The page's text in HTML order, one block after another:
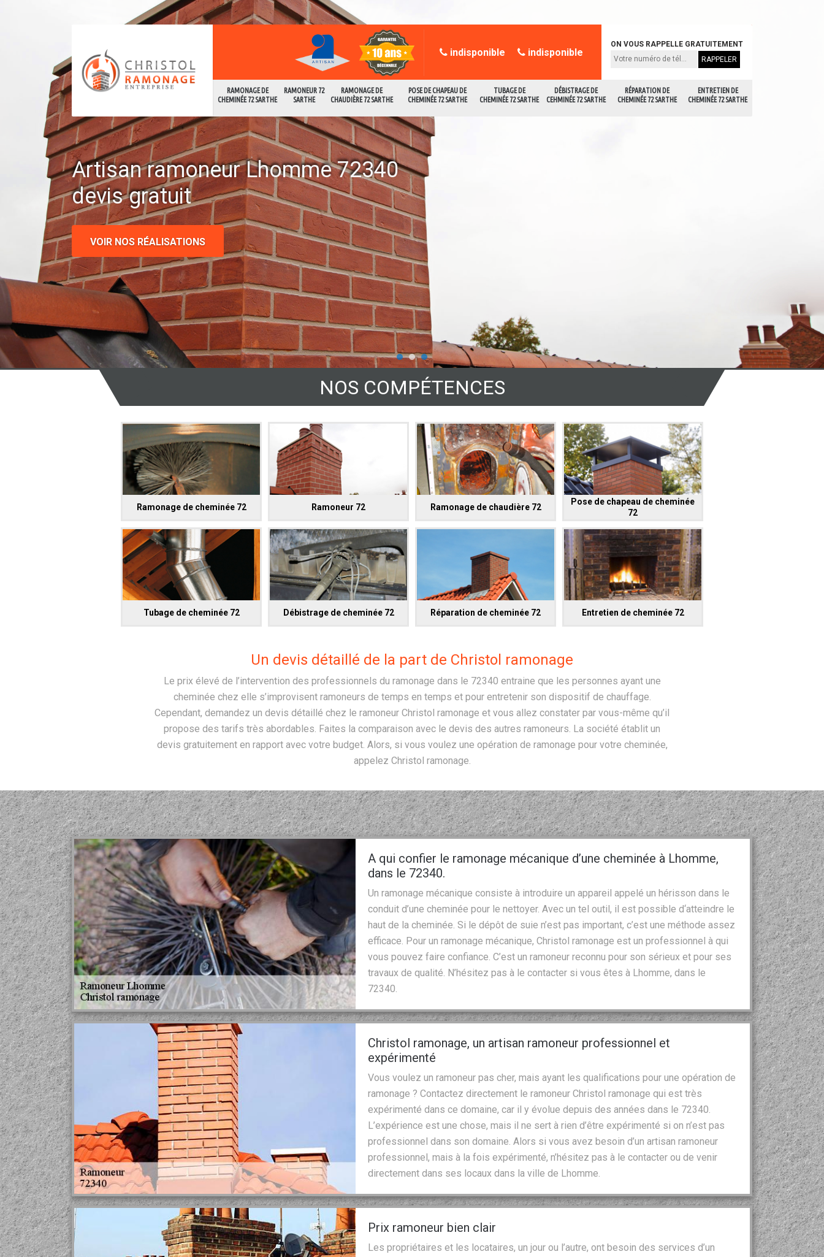
RAMONAGE DE
CHEMINÉE 72 SARTHE
RAMONEUR 72
SARTHE
RAMONAGE DE
CHAUDIÈRE 72 SARTHE
POSE DE CHAPEAU DE
CHEMINÉE 72 SARTHE
TUBAGE DE
CHEMINÉE 72 SARTHE
DÉBISTRAGE DE
CEHMINÉE 72 SARTHE
RÉPARATION DE
CHEMINÉE 72 SARTHE
ENTRETIEN DE
CHEMINÉE 72 SARTHE
indisponible indisponible
ON VOUS RAPPELLE GRATUITEMENT
Artisan ramoneur Lhomme 72340
devis gratuit
VOIR NOS RÉALISATIONS
NOS COMPÉTENCES
Ramonage de cheminée 72 Ramoneur 72 Ramonage de chaudière 72
Pose de chapeau de cheminée
72
Tubage de cheminée 72 Débistrage de cheminée 72 Réparation de cheminée 72 Entretien de cheminée 72
Un devis détaillé de la part de Christol ramonage
Le prix élevé de l’intervention des professionnels du ramonage dans le 72340 entraine que les personnes ayant une
cheminée chez elle s’improvisent ramoneurs de temps en temps et pour entretenir son dispositif de chauffage.
Cependant, demandez un devis détaillé chez le ramoneur Christol ramonage et vous allez constater par vous-même qu’il
propose des tarifs très abordables. Faites la comparaison avec le devis des autres ramoneurs. La société établit un
devis gratuitement en rapport avec votre budget. Alors, si vous voulez une opération de ramonage pour votre cheminée,
appelez Christol ramonage.
A qui confier le ramonage mécanique d’une cheminée à Lhomme,
dans le 72340.
Un ramonage mécanique consiste à introduire un appareil appelé un hérisson dans le
conduit d’une cheminée pour le nettoyer. Avec un tel outil, il est possible d‘atteindre le
haut de la cheminée. Si le dépôt de suie n’est pas important, c’est une méthode assez
efficace. Pour un ramonage mécanique, Christol ramonage est un professionnel à qui
vous pouvez faire confiance. C’est un ramoneur reconnu pour son sérieux et pour ses
travaux de qualité. N’hésitez pas à le contacter si vous êtes à Lhomme, dans le
72340.
Christol ramonage, un artisan ramoneur professionnel et
expérimenté
Vous voulez un ramoneur pas cher, mais ayant les qualifications pour une opération de
ramonage ? Contactez directement le ramoneur Christol ramonage qui est très
expérimenté dans ce domaine, car il y évolue depuis des années dans le 72340.
L’expérience est une chose, mais il ne sert à rien d’être expérimenté si on n’est pas
professionnel dans son domaine. Alors si vous avez besoin d’un artisan ramoneur
professionnel, mais à la fois expérimenté, n’hésitez pas à le contacter ou de venir
directement dans ses locaux dans la ville de Lhomme.
Prix ramoneur bien clair
Les propriétaires et les locataires, un jour ou l’autre, ont besoin des services d’un